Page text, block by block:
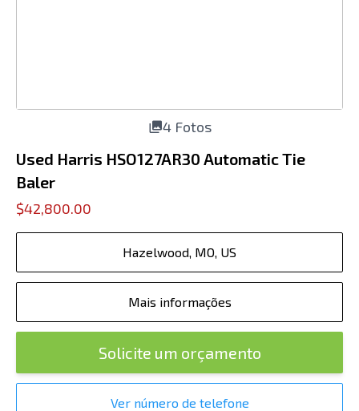
4 Fotos
Used Harris HSO127AR30 Automatic Tie
Baler
$42,800.00
Hazelwood, MO, US
Mais informações
Solicite um orçamento
Ver número de telefone